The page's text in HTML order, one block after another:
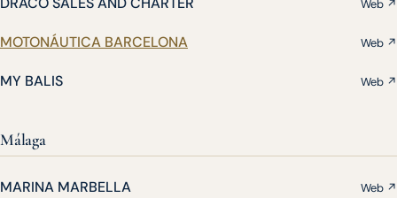
Web ↗
MOTONÁUTICA BARCELONA Web ↗
MY BALIS Web ↗
Málaga
MARINA MARBELLA Web ↗